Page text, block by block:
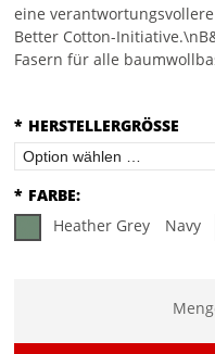
eine
Better Cotton-
Fasern für alle
* HERSTELLERGRÖSSE
* FARBE:
Heather Grey
Navy